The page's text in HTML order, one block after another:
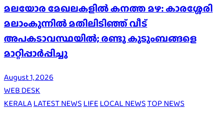
മലയോര മേഖലകളിൽ കനത്ത മഴ: കാരശ്ശേരി
മലാംകുന്നിൽ മതിലിടിഞ്ഞ് വീട്
അപകടാവസ്ഥയിൽ; രണ്ടു കുടുംബങ്ങളെ
മാറ്റിപ്പാർപ്പിച്ചു
August 1, 2026
WEB DESK
KERALALATEST NEWS LIFE LOCAL NEWSTOP NEWS